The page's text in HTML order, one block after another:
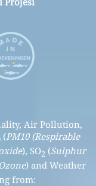
Air Pollution,
(PM10 (Respirable
), SO2 (Sulphur
Ozone) and Weather
from: